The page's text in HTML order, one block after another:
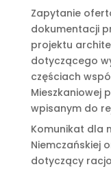
Zapytanie
dokumentacji
projektu
dotyczącego
częściach
Mieszkaniowej
wpisanym do
Komunikat dla
Niemczańskiej
dotyczący